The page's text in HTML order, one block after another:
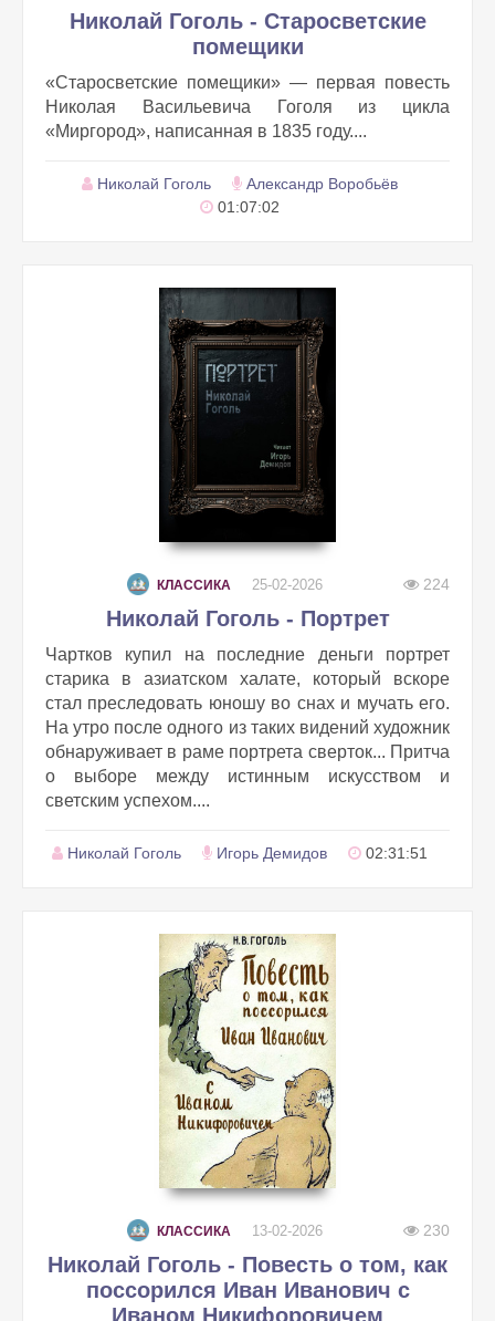
Николай Гоголь - Старосветские
помещики
«Старосветские помещики» — первая повесть
Николая Васильевича Гоголя из цикла
«Миргород», написанная в 1835 году....
Николай Гоголь
Александр Воробьёв
01:07:02
КЛАССИКА 25-02-2026 224
Николай Гоголь - Портрет
Чартков купил на последние деньги портрет
старика в азиатском халате, который вскоре
стал преследовать юношу во снах и мучать его.
На утро после одного из таких видений художник
обнаруживает в раме портрета сверток... Притча
о выборе между истинным искусством и
светским успехом....
Николай Гоголь Игорь Демидов 02:31:51
КЛАССИКА 13-02-2026 230
Николай Гоголь - Повесть о том, как
поссорился Иван Иванович с
Иваном Никифоровичем